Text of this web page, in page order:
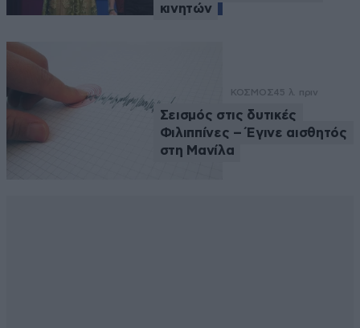
κινητών
ΚΟΣΜΟΣ45 λ. πριν
Σεισμός στις δυτικές
Φιλιππίνες – Έγινε αισθητός
στη Μανίλα